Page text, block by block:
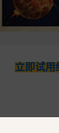
立即试用
Image